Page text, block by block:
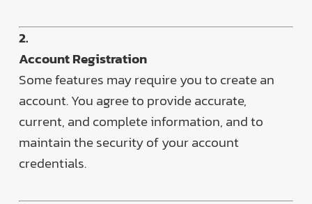
2.
Account Registration
Some features may require you to create an
account. You agree to provide accurate,
current, and complete information, and to
maintain the security of your account
credentials.